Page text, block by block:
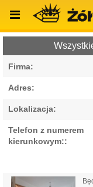
Firma:
Adres:
Lokalizacja:
Telefon z numerem
kierunkowym::